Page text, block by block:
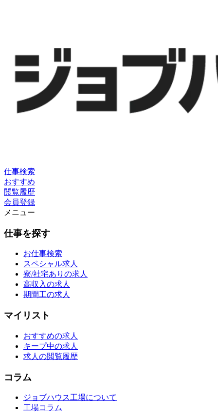
仕事検索
おすすめ
閲覧履歴
会員登録
メニュー
仕事を探す
お仕事検索
スペシャル求人
寮/社宅ありの求人
高収入の求人
期間工の求人
マイリスト
おすすめの求人
キープ中の求人
求人の閲覧履歴
コラム
ジョブハウス工場について
工場コラム